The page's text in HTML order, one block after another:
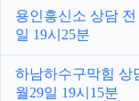
용인흥신소 상담
일 19시25분
하남하수구막힘 상
월29일 19시15분